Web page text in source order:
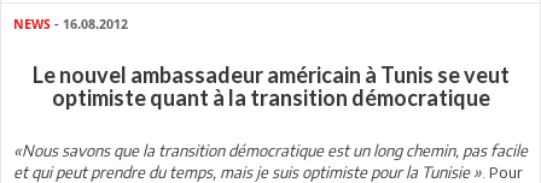
NEWS - 16.08.2012
Le nouvel ambassadeur américain à Tunis se veut
optimiste quant à la transition démocratique
«Nous savons que la transition démocratique est un long chemin, pas facile
et qui peut prendre du temps, mais je suis optimiste pour la Tunisie » . Pour